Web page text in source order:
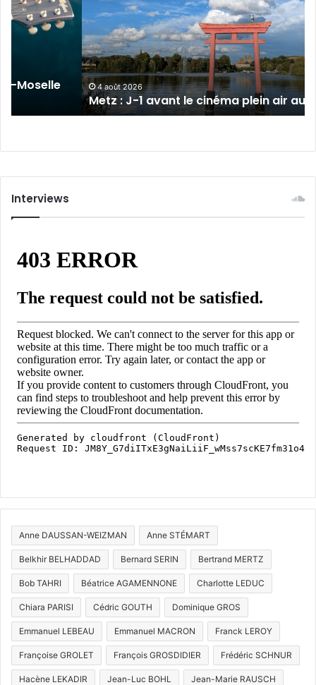
Moselle
avant
le
cinéma
plein
air
au
Plan
4 août 2026
Metz : J-1 avant le cinéma plein air au
Interviews
Anne DAUSSAN-WEIZMAN Anne STÉMART
Belkhir BELHADDAD Bernard SERIN Bertrand MERTZ
Bob TAHRI Béatrice AGAMENNONE Charlotte LEDUC
Chiara PARISI Cédric GOUTH Dominique GROS
Emmanuel LEBEAU Emmanuel MACRON Franck LEROY
Françoise GROLET François GROSDIDIER Frédéric SCHNUR
Hacène LEKADIR Jean-Luc BOHL Jean-Marie RAUSCH